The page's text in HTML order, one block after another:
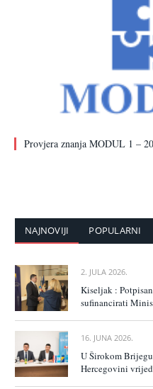
Provjera znanja MODUL 1 –
NAJNOVIJI POPULARNI
2. JULA 2026.
Kiseljak :
sufinancirati
16. JUNA 2026.
U Širokom
Hercegovini